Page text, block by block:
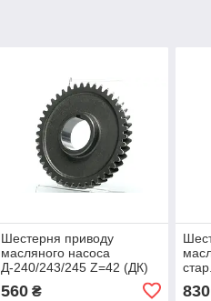
Шестерня приводу
масляного насоса
Д-240/243/245 Z=42 (ДК)
560₴ 830